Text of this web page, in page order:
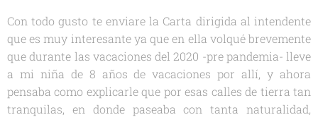
Con todo gusto te enviare la Carta dirigida al intendente
que es muy interesante ya que en ella volqué brevemente
que durante las vacaciones del 2020 -pre pandemia- lleve
a mi niña de 8 años de vacaciones por allí, y ahora
pensaba como explicarle que por esas calles de tierra tan
tranquilas, en donde paseaba con tanta naturalidad,